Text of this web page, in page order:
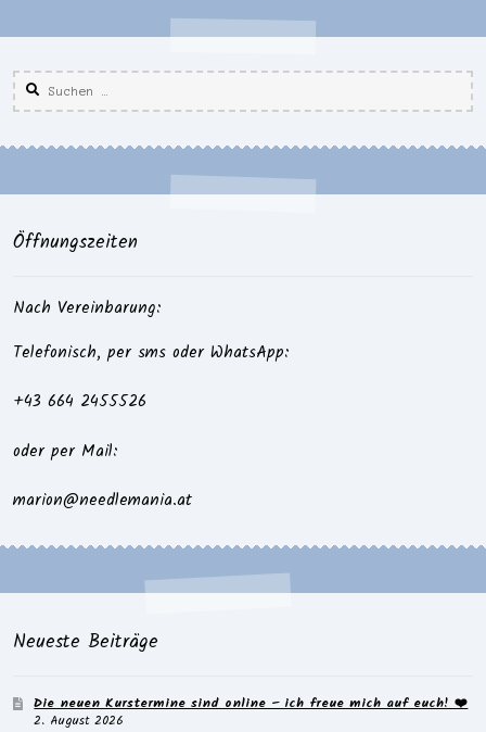
Suchen
nach:
Öffnungszeiten
Nach Vereinbarung:
Telefonisch, per sms oder WhatsApp:
+43 664 2455526
oder per Mail:
marion@needlemania.at
Neueste Beiträge
Die neuen Kurstermine sind online – ich freue mich auf euch! ❤️
2. August 2026